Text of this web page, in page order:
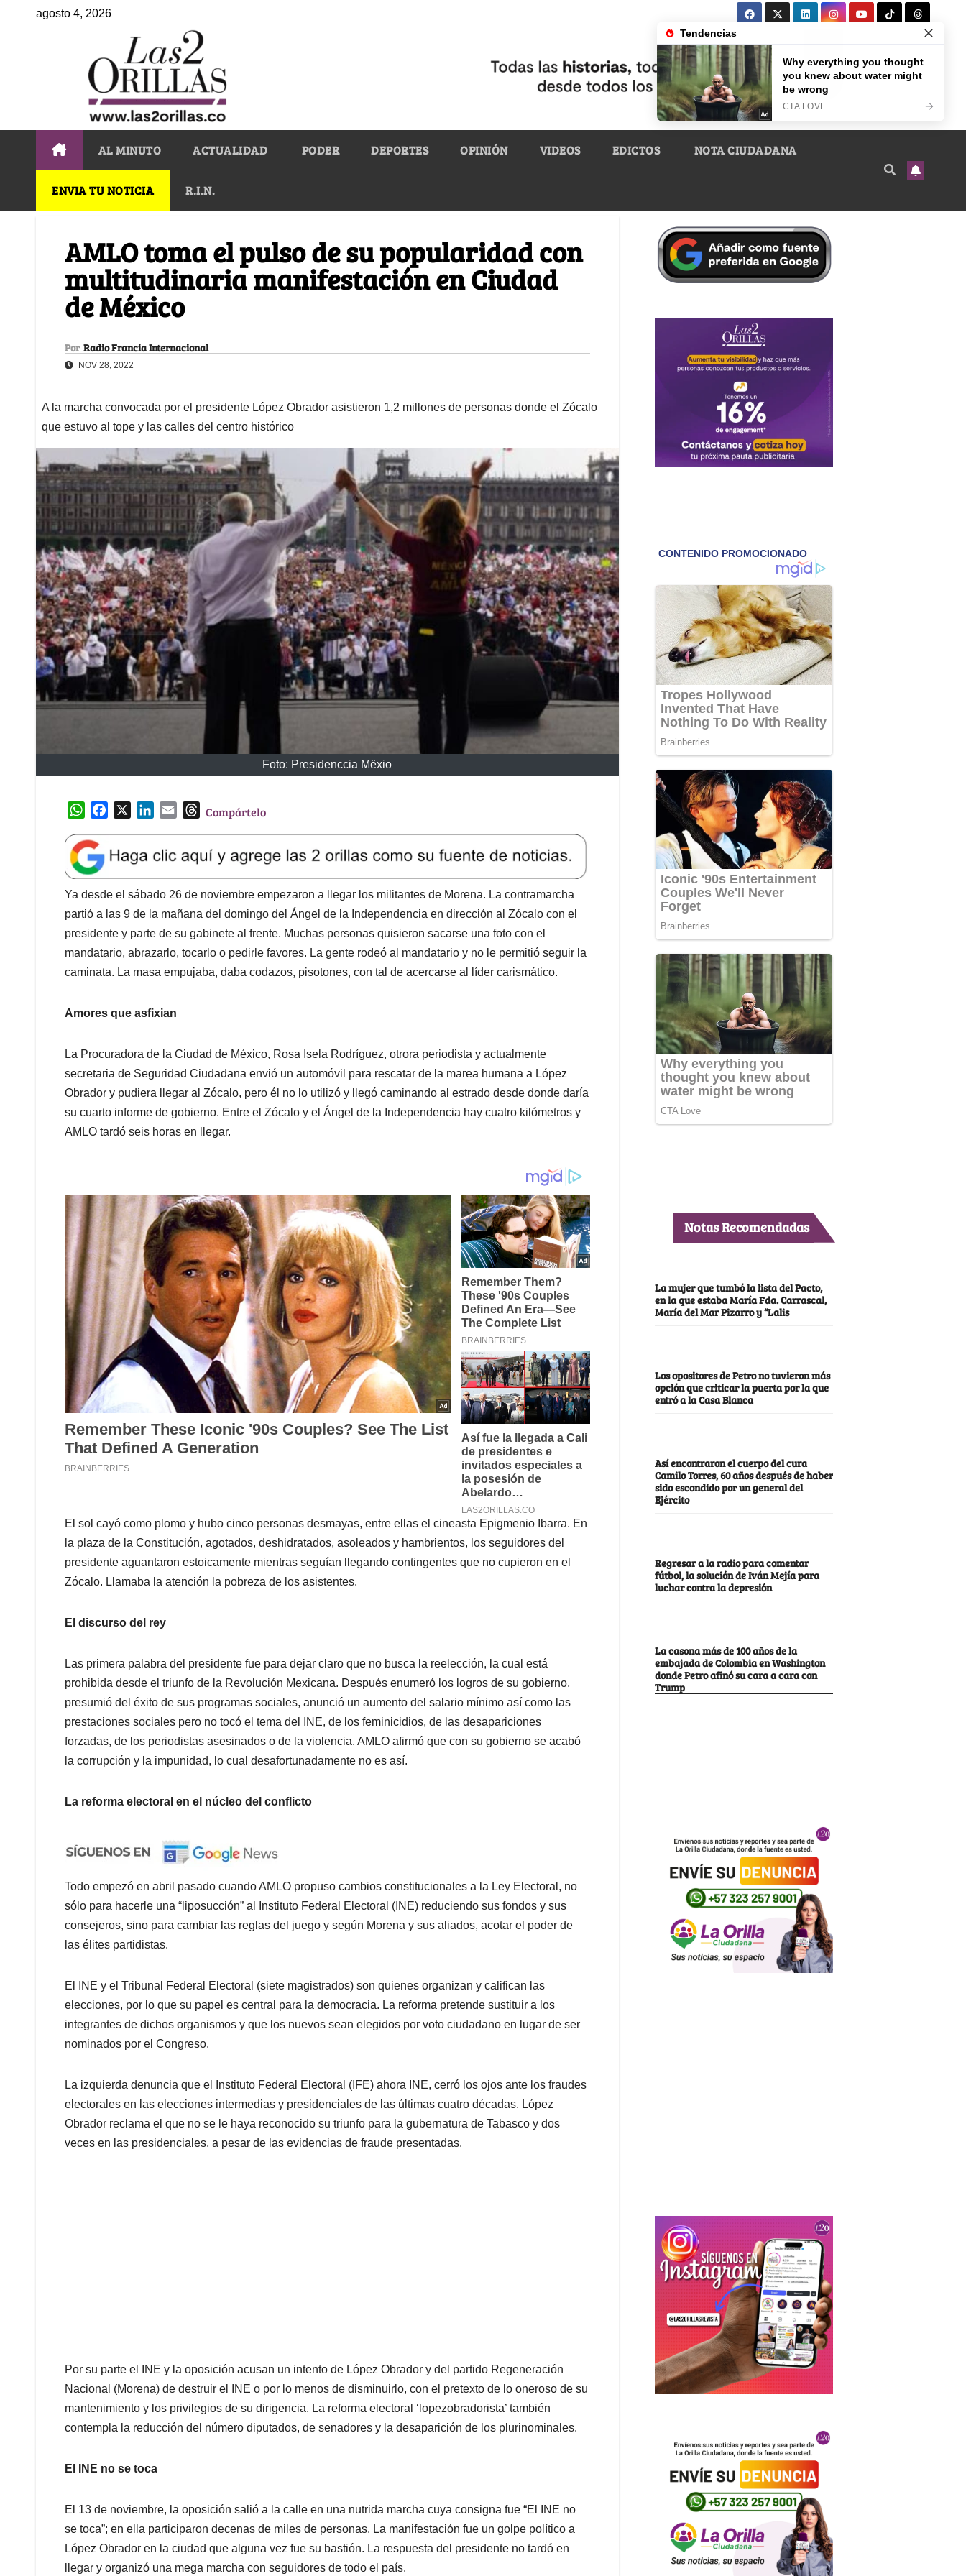
agosto 4, 2026
AL MINUTO ACTUALIDAD PODER DEPORTES OPINIÓN VIDEOS EDICTOS NOTA CIUDADANA
ENVIA TU NOTICIA R.I.N.
AMLO toma el pulso de su popularidad con
multitudinaria manifestación en Ciudad
de México
Por Radio Francia Internacional
NOV 28, 2022
A la marcha convocada por el presidente López Obrador asistieron 1,2 millones de personas donde el Zócalo
que estuvo al tope y las calles del centro histórico
Foto: Presidenccia Mëxio
W
a
t
s
A
p
p
e
b
o
o
k
k
e
d
I
n
l
T
e
a
d
s
Compártelo
Ya desde el sábado 26 de noviembre empezaron a llegar los militantes de Morena. La contramarcha
partió a las 9 de la mañana del domingo del Ángel de la Independencia en dirección al Zócalo con el
presidente y parte de su gabinete al frente. Muchas personas quisieron sacarse una foto con el
mandatario, abrazarlo, tocarlo o pedirle favores. La gente rodeó al mandatario y no le permitió seguir la
caminata. La masa empujaba, daba codazos, pisotones, con tal de acercarse al líder carismático.
Amores que asfixian
La Procuradora de la Ciudad de México, Rosa Isela Rodríguez, otrora periodista y actualmente
secretaria de Seguridad Ciudadana envió un automóvil para rescatar de la marea humana a López
Obrador y pudiera llegar al Zócalo, pero él no lo utilizó y llegó caminando al estrado desde donde daría
su cuarto informe de gobierno. Entre el Zócalo y el Ángel de la Independencia hay cuatro kilómetros y
AMLO tardó seis horas en llegar.
El sol cayó como plomo y hubo cinco personas desmayas, entre ellas el cineasta Epigmenio Ibarra. En
la plaza de la Constitución, agotados, deshidratados, asoleados y hambrientos, los seguidores del
presidente aguantaron estoicamente mientras seguían llegando contingentes que no cupieron en el
Zócalo. Llamaba la atención la pobreza de los asistentes.
El discurso del rey
Las primera palabra del presidente fue para dejar claro que no busca la reelección, la cual está
prohibida desde el triunfo de la Revolución Mexicana. Después enumeró los logros de su gobierno,
presumió del éxito de sus programas sociales, anunció un aumento del salario mínimo así como las
prestaciones sociales pero no tocó el tema del INE, de los feminicidios, de las desapariciones
forzadas, de los periodistas asesinados o de la violencia. AMLO afirmó que con su gobierno se acabó
la corrupción y la impunidad, lo cual desafortunadamente no es así.
La reforma electoral en el núcleo del conflicto
Todo empezó en abril pasado cuando AMLO propuso cambios constitucionales a la Ley Electoral, no
sólo para hacerle una “liposucción” al Instituto Federal Electoral (INE) reduciendo sus fondos y sus
consejeros, sino para cambiar las reglas del juego y según Morena y sus aliados, acotar el poder de
las élites partidistas.
El INE y el Tribunal Federal Electoral (siete magistrados) son quienes organizan y califican las
elecciones, por lo que su papel es central para la democracia. La reforma pretende sustituir a los
integrantes de dichos organismos y que los nuevos sean elegidos por voto ciudadano en lugar de ser
nominados por el Congreso.
La izquierda denuncia que el Instituto Federal Electoral (IFE) ahora INE, cerró los ojos ante los fraudes
electorales en las elecciones intermedias y presidenciales de las últimas cuatro décadas. López
Obrador reclama el que no se le haya reconocido su triunfo para la gubernatura de Tabasco y dos
veces en las presidenciales, a pesar de las evidencias de fraude presentadas.
Por su parte el INE y la oposición acusan un intento de López Obrador y del partido Regeneración
Nacional (Morena) de destruir el INE o por lo menos de disminuirlo, con el pretexto de lo oneroso de su
mantenimiento y los privilegios de su dirigencia. La reforma electoral ‘lopezobradorista’ también
contempla la reducción del número diputados, de senadores y la desaparición de los plurinominales.
El INE no se toca
El 13 de noviembre, la oposición salió a la calle en una nutrida marcha cuya consigna fue “El INE no
se toca”; en ella participaron decenas de miles de personas. La manifestación fue un golpe político a
López Obrador en la ciudad que alguna vez fue su bastión. La respuesta del presidente no tardó en
llegar y organizó una mega marcha con seguidores de todo el país.
Notas Recomendadas
La mujer que tumbó la lista del Pacto,
en la que estaba María Fda. Carrascal,
María del Mar Pizarro y “Lalis
Los opositores de Petro no tuvieron más
opción que criticar la puerta por la que
entró a la Casa Blanca
Así encontraron el cuerpo del cura
Camilo Torres, 60 años después de haber
sido escondido por un general del
Ejército
Regresar a la radio para comentar
fútbol, la solución de Iván Mejía para
luchar contra la depresión
La casona más de 100 años de la
embajada de Colombia en Washington
donde Petro afinó su cara a cara con
Trump